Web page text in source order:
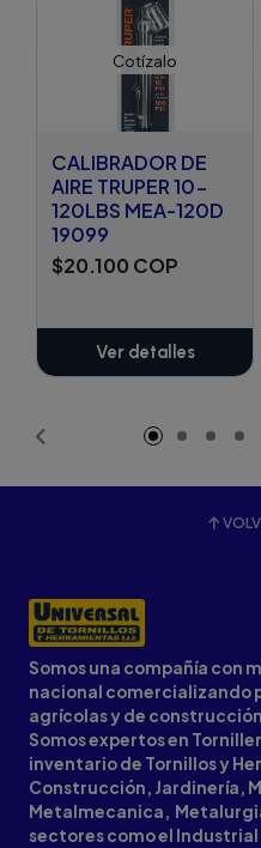
Cotízalo
CALIBRADOR DE
AIRE TRUPER 10-
120LBS MEA-120D
19099
$20.100 COP
Ver detalles
Somos una compañía con
nacional comercializando
agrícolas y de
Somos expertos en
inventario de Tornillos y
Construcción, Jardinería,
Metalmecanica,
sectores como el